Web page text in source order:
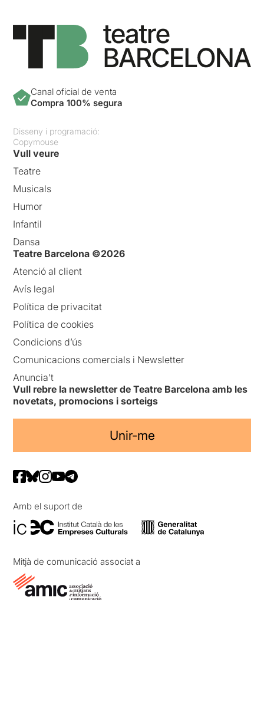
Canal oficial de venta
Compra 100% segura
Disseny i programació:
Copymouse
Vull veure
Teatre
Musicals
Humor
Infantil
Dansa
Teatre Barcelona ©2026
Atenció al client
Avís legal
Política de privacitat
Política de cookies
Condicions d’ús
Comunicacions comercials i Newsletter
Anuncia’t
Vull rebre la newsletter de Teatre Barcelona amb les
novetats, promocions i sorteigs
Unir-me
Amb el suport de
Mitjà de comunicació associat a